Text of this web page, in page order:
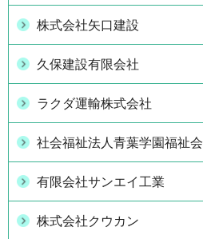
株式会社矢口建設
久保建設有限会社
ラクダ運輸株式会社
社会福祉法人青葉学園福祉会
有限会社サンエイ工業
株式会社クウカン